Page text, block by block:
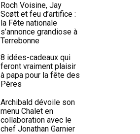
Roch Voisine, Jay
Scøtt et feu d’artifice :
la Fête nationale
s’annonce grandiose à
Terrebonne
8 idées-cadeaux qui
feront vraiment plaisir
à papa pour la fête des
Pères
Archibald dévoile son
menu Chalet en
collaboration avec le
chef Jonathan Garnier